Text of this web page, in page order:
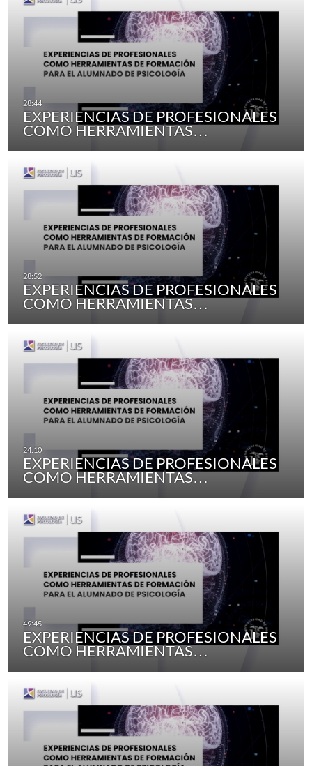
EXPERIENCIAS DE PROFESIONALES
COMO HERRAMIENTAS…
EXPERIENCIAS DE PROFESIONALES
COMO HERRAMIENTAS…
EXPERIENCIAS DE PROFESIONALES
COMO HERRAMIENTAS…
EXPERIENCIAS DE PROFESIONALES
COMO HERRAMIENTAS…